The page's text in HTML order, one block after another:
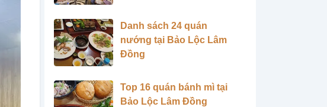
Danh sách 24 quán
nướng tại Bảo Lộc Lâm
Đồng
Top 16 quán bánh mì tại
Bảo Lộc Lâm Đồng